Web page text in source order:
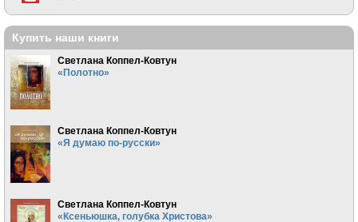
Купить наши книги
Светлана Коппел-Ковтун
«Полотно»
Светлана Коппел-Ковтун
«Я думаю по-русски»
Светлана Коппел-Ковтун
«Ксеньюшка, голубка Христова»